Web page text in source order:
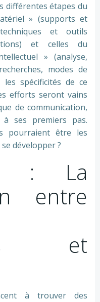
différentes étapes du
» (supports et
et outils
et celles du
» (analyse,
modes de
spécificités de ce
efforts seront vains
de communication,
ses premiers pas.
pourraient être les
développer ?
: La
entre
et
à trouver des